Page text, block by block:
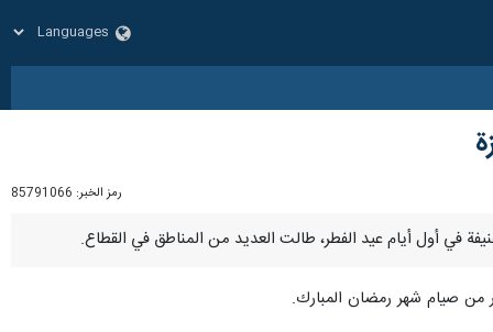
رمز الخبر: 85791066
صيام شهر رمضان المبارك.